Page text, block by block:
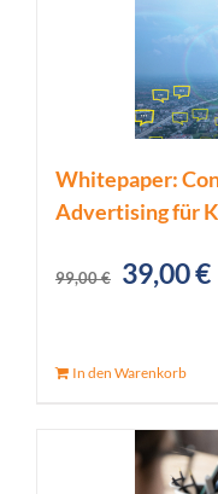
Whitepaper:
Advertising für
99,00€ 39,00€
In den Warenkorb